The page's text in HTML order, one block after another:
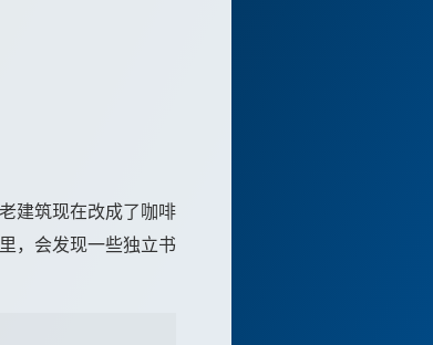
建筑现在改成了咖啡
，会发现一些独立书